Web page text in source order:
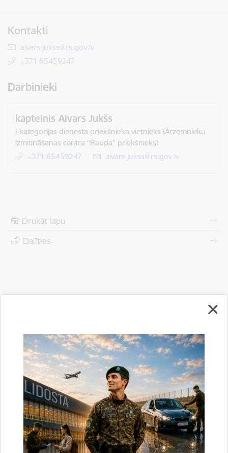
Kontakti
E-pasts:
aivars.jukss@rs.gov.lv
+371 65459247
Darbinieki
kapteinis Aivars Jukšs
I kategorijas dienesta priekšnieka vietnieks (Ārzemnieku
izmitināšanas centra "Rauda" priekšnieks)
+371 65459247
E-pasts:
aivars.jukss@rs.gov.lv
Drukāt lapu
Dalīties
Vai šī informācija bija noderīga?
Sniegt atsauksmi